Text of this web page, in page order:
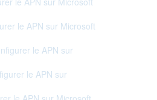
le APN sur Microsoft
le APN sur
le APN sur